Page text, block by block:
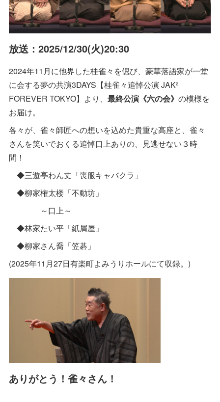
放送：2025/12/30(火)20:30
2024年11月に他界した桂雀々を偲び、豪華落語家が一堂
に会する夢の共演3DAYS【桂雀々追悼公演 JAK²
FOREVER TOKYO】より、最終公演《六の会》の模様を
お届け。
各々が、雀々師匠への想いを込めた貴重な高座と、雀々
さんを笑いでおくる追悼口上ありの、見逃せない３時
間！
◆三遊亭わん丈「喪服キャバクラ」
◆柳家権太楼「不動坊」
～口上～
◆林家たい平「紙屑屋」
◆柳家さん喬「笠碁」
(2025年11月27日有楽町よみうりホールにて収録。)
ありがとう！雀々さん！